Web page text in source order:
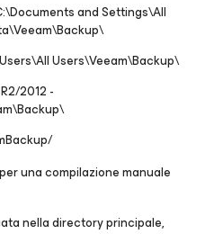
and Settings\All
Users\Veeam\Backup\
2012 -
una compilazione manuale
nella directory principale,